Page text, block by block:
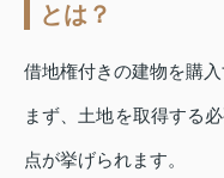
とは？
借地権付きの建物を購
まず、土地を取得する
点が挙げられます。